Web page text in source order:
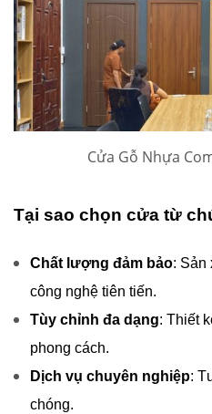
Cửa Gỗ Nhựa
Tại sao chọn cửa từ
Chất lượng đảm bảo: Sản
công nghệ tiên tiến.
Tùy chỉnh đa dạng: Thiết
phong cách.
Dịch vụ chuyên nghiệp:
chóng.